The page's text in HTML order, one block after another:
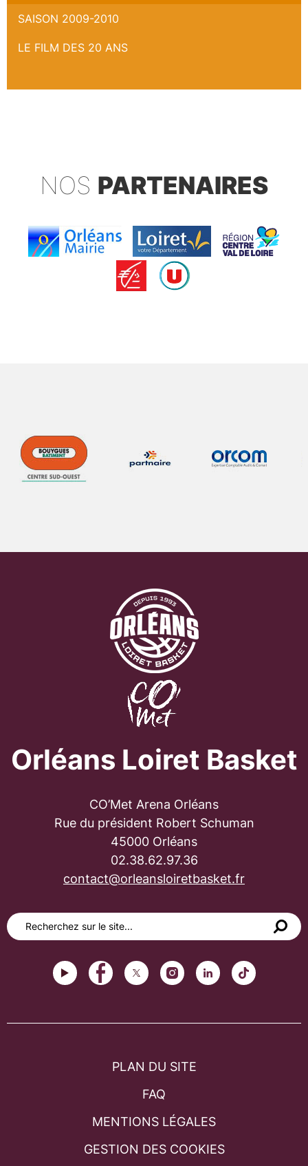
SAISON 2009-2010
LE FILM DES 20 ANS
NOS PARTENAIRES
Orléans Loiret Basket
CO’Met Arena Orléans
Rue du président Robert Schuman
45000 Orléans
02.38.62.97.36
contact@orleansloiretbasket.fr
PLAN DU SITE
FAQ
MENTIONS LÉGALES
GESTION DES COOKIES